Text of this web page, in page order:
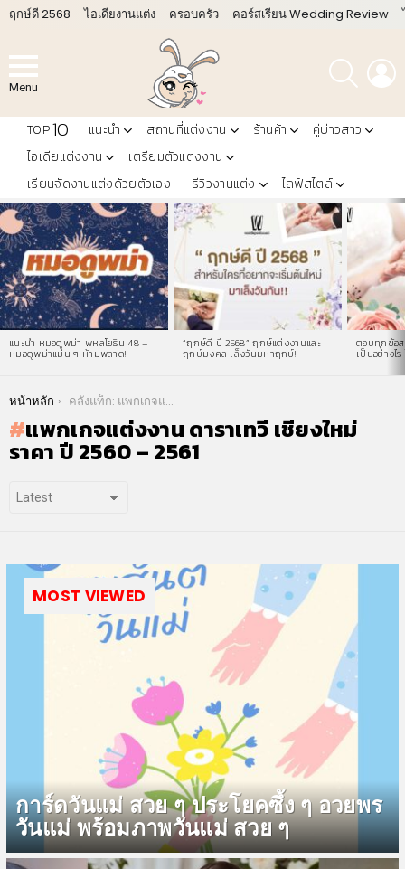
ฤกษ์ดี 2568 ไอเดียงานแต่ง ครอบครัว คอร์สเรียน Wedding Review
Menu
ค้นหา
TOP10 แนะนำ สถานที่แต่งงาน ร้านค้า
คู่บ่าวสาว
ไอเดียแต่งงาน
เตรียมตัวแต่งงาน
เรียนจัดงานแต่งด้วยตัวเอง
รีวิวงานแต่ง ไลฟ์สไตล์
LATEST
STORIES
แนะนำ หมอดูพม่า พหลโยธิน 48 –
หมอดูพม่าแม่น ๆ ห้ามพลาด!
“ฤกษ์ดี ปี 2568” ฤกษ์แต่งงานและ
ฤกษ์มงคล เล็งวันมหาฤกษ์!
ตอบทุกข้อส
เป็นอย่างไร
You are here:
หน้าหลัก คลังแท็ก: แพกเกจแต่งงาน ดาราเทวี เชียงใหม่ ราคา ปี 2560 – 2561
แพกเกจแต่งงาน ดาราเทวี เชียงใหม่
ราคา ปี 2560 – 2561
MOST VIEWED
การ์ดวันแม่ สวย ๆ ประโยคซึ้ง ๆ อวยพร
วันแม่ พร้อมภาพวันแม่ สวย ๆ